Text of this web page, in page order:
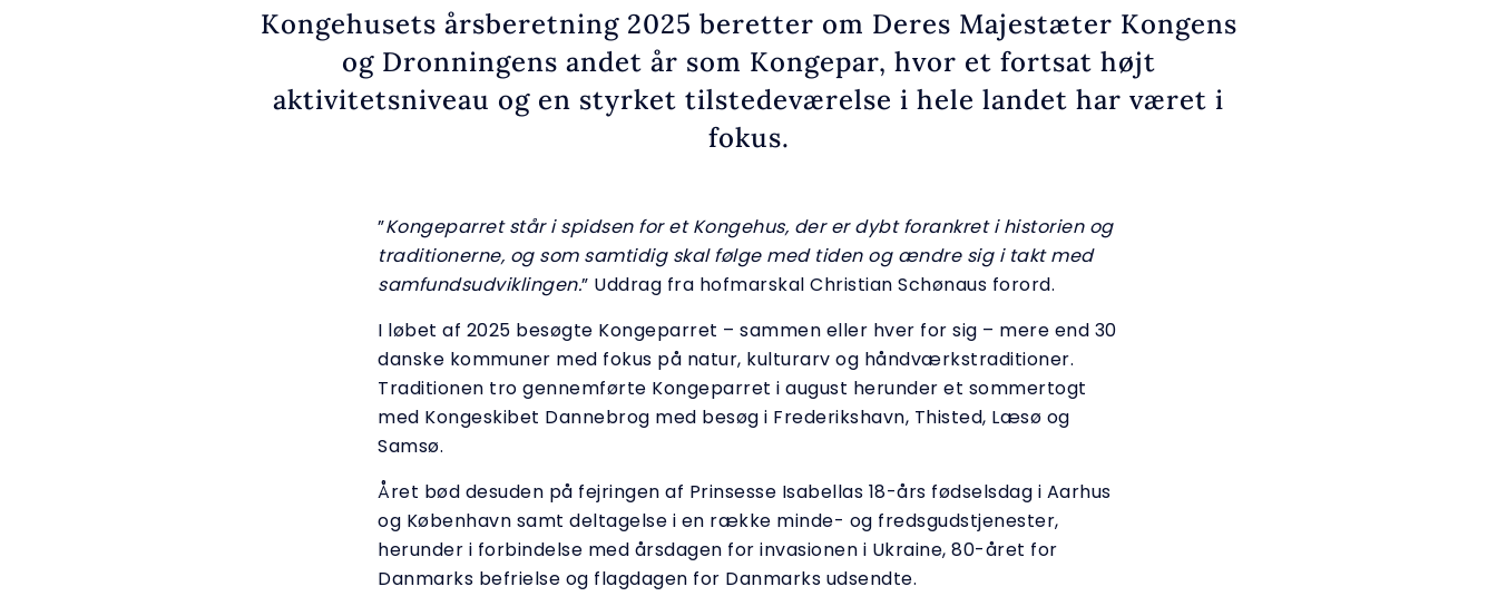
Kongehusets årsberetning 2025 beretter om Deres Majestæter Kongens
og Dronningens andet år som Kongepar, hvor et fortsat højt
aktivitetsniveau og en styrket tilstedeværelse i hele landet har været i
fokus.
”Kongeparret står i spidsen for et Kongehus, der er dybt forankret i historien og
traditionerne, og som samtidig skal følge med tiden og ændre sig i takt med
samfundsudviklingen.” Uddrag fra hofmarskal Christian Schønaus forord.
I løbet af 2025 besøgte Kongeparret – sammen eller hver for sig – mere end 30
danske kommuner med fokus på natur, kulturarv og håndværkstraditioner.
Traditionen tro gennemførte Kongeparret i august herunder et sommertogt
med Kongeskibet Dannebrog med besøg i Frederikshavn, Thisted, Læsø og
Samsø.
Året bød desuden på fejringen af Prinsesse Isabellas 18-års fødselsdag i Aarhus
og København samt deltagelse i en række minde- og fredsgudstjenester,
herunder i forbindelse med årsdagen for invasionen i Ukraine, 80-året for
Danmarks befrielse og flagdagen for Danmarks udsendte.